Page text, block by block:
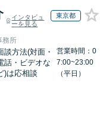
インタビュ
ーを見る
東京都
務所
談方法(対面・
話・ビデオな
)は応相談
営業時間：0
7:00~23:00
（平日）